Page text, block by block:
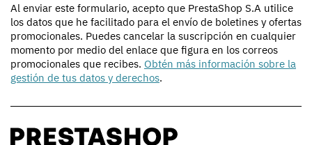
Al enviar este formulario, acepto que PrestaShop S.A utilice
los datos que he facilitado para el envío de boletines y ofertas
promocionales. Puedes cancelar la suscripción en cualquier
momento por medio del enlace que figura en los correos
promocionales que recibes. Obtén más información sobre la
gestión de tus datos y derechos.